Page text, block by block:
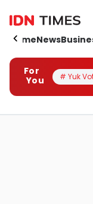
HomeNews
For
You
# Yuk